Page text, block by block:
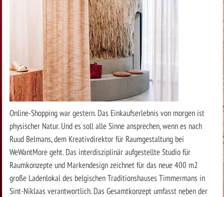
Online-Shopping war gestern. Das Einkaufserlebnis von morgen ist
physischer Natur. Und es soll alle Sinne ansprechen, wenn es nach
Ruud Belmans, dem Kreativdirektor für Raumgestaltung bei
WeWantMore geht. Das interdisziplinär aufgestellte Studio für
Raumkonzepte und Markendesign zeichnet für das neue 400 m2
große Ladenlokal des belgischen Traditionshauses Timmermans in
Sint-Niklaas verantwortlich. Das Gesamtkonzept umfasst neben der